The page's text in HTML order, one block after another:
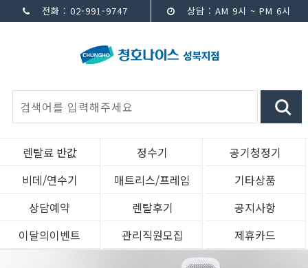
전화 : 02-991-9747 상담 : AM 9시 ~ PM 6시
렌탈료 반값 정수기
공기청정기
비데/연수기
매트리스/프레임
기타상품
상담예약
렌탈후기
공지사항
이달의이벤트
관리직원모집 제휴카드